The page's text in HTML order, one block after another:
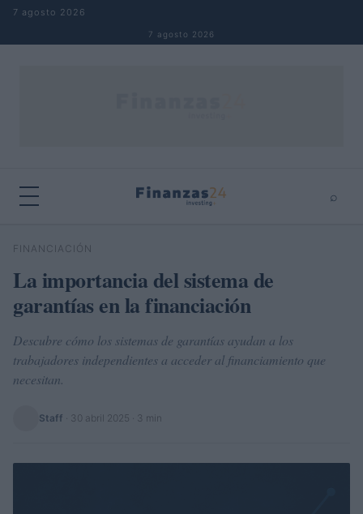
Saltar al contenido
7 agosto 2026
7 agosto 2026
⌕
Buscar
FINANCIACIÓN
La importancia del sistema de
garantías en la financiación
Descubre cómo los sistemas de garantías ayudan a los
trabajadores independientes a acceder al financiamiento que
necesitan.
Staff 30 abril 2025 · 3 min